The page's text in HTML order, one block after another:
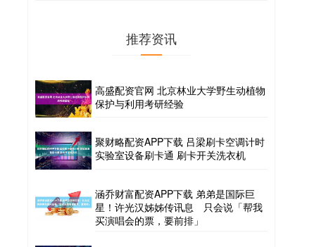
推荐资讯
高盛配资官网 北京林业大学野生动植物
保护与利用考研经验
聚财略配资APP下载 吕梁刷卡空调计时
实验室设备刷卡通 刷卡开关洗衣机
涵乔财富配资APP下载 弟弟是国际巨
星！许光汉姊姊传讯息 只会说「帮我
买演唱会的票，要前排」